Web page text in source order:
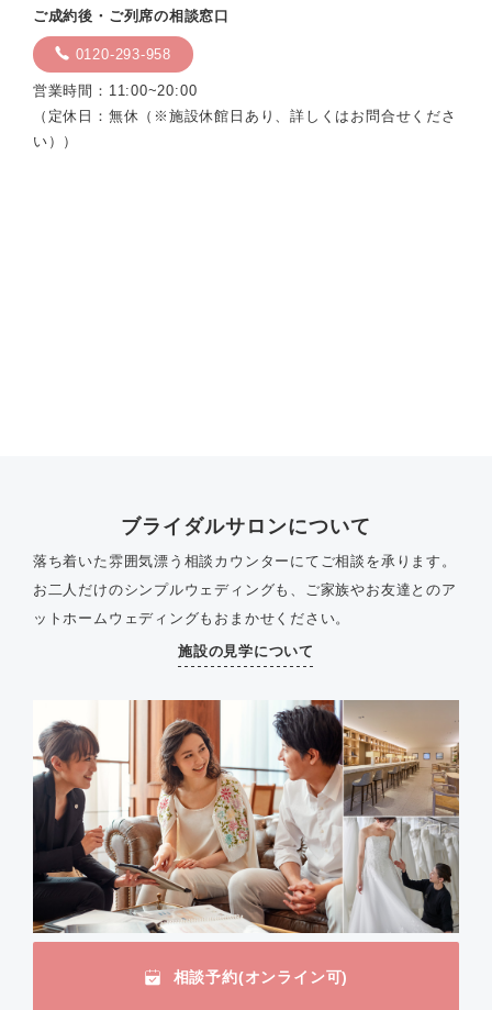
ご成約後・ご列席の相談窓口
0120-293-958
営業時間：11:00~20:00
（定休日：無休（※施設休館日あり、詳しくはお問合せくださ
い））
ブライダルサロンについて
落ち着いた雰囲気漂う相談カウンターにてご相談を承ります。
お二人だけのシンプルウェディングも、ご家族やお友達とのア
ットホームウェディングもおまかせください。
施設の見学について
相談予約(オンライン可)